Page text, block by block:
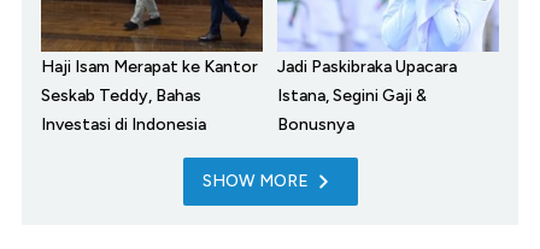
Haji Isam Merapat ke Kantor
Seskab Teddy, Bahas
Investasi di Indonesia
Jadi Paskibraka Upacara
Istana, Segini Gaji &
Bonusnya
SHOW MORE